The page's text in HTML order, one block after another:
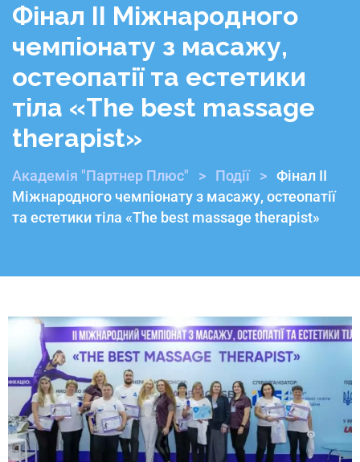
Фінал ІІ Міжнародного
чемпіонату з масажу,
остеопатії та естетики
тіла «The best massage
therapist»
Академія "Партнер Плюс" > Події > Фінал ІІ
Міжнародного чемпіонату з масажу, остеопатії
та естетики тіла «The best massage therapist»